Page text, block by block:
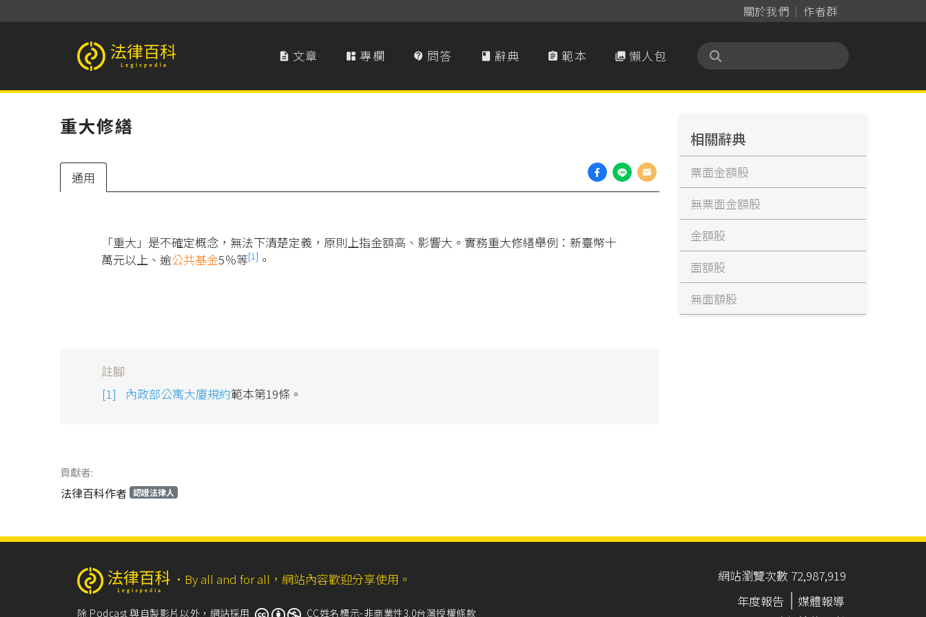
關於我們 作者群
法律百科 Legispedia  文章  專欄  問答  辭典  範本  懶人包
重大修繕
通用
「重大」是不確定概念，無法下清楚定義，原則上指金額高、影響大。實務重大修繕舉例：新臺幣十
萬元以上、逾公共基金5％等[1] 。
註腳
內政部公寓大廈規約範本第19條。
貢獻者:
法律百科作者 認證法律人
相關辭典
票面金額股
無票面金額股
金額股
面額股
無面額股
‧ By all and for all，網站內容歡迎分享使用。
除 Podcast 與自製影片以外，網站採用 CC姓名標示-非商業性3.0台灣授權條款
網站瀏覽次數 72,987,919
年度報告
媒體報導